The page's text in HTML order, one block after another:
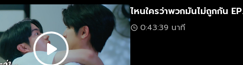
ไหนใครว่าพวกมันไม่ถูกกัน
0:43:39 นาที